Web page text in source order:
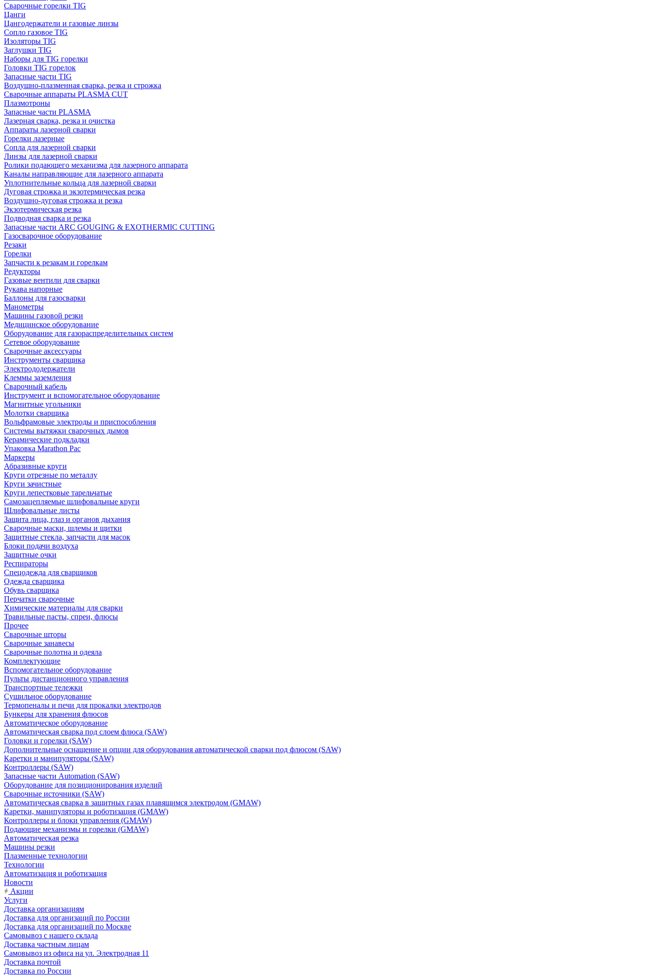
Сварочные горелки TIG
Цанги
Цангодержатели и газовые линзы
Сопло газовое TIG
Изоляторы TIG
Заглушки TIG
Наборы для TIG горелки
Головки TIG горелок
Запасные части TIG
Воздушно-плазменная сварка, резка и строжка
Сварочные аппараты PLASMA CUT
Плазмотроны
Запасные части PLASMA
Лазерная сварка, резка и очистка
Аппараты лазерной сварки
Горелки лазерные
Сопла для лазерной сварки
Линзы для лазерной сварки
Ролики подающего механизма для лазерного аппарата
Каналы направляющие для лазерного аппарата
Уплотнительные кольца для лазерной сварки
Дуговая строжка и экзотермическая резка
Воздушно-дуговая строжка и резка
Экзотермическая резка
Подводная сварка и резка
Запасные части ARC GOUGING & EXOTHERMIC CUTTING
Газосварочное оборудование
Резаки
Горелки
Запчасти к резакам и горелкам
Редукторы
Газовые вентили для сварки
Рукава напорные
Баллоны для газосварки
Манометры
Машины газовой резки
Медицинское оборудование
Оборудование для газораспределительных систем
Сетевое оборудование
Сварочные аксессуары
Инструменты сварщика
Электрододержатели
Клеммы заземления
Сварочный кабель
Инструмент и вспомогательное оборудование
Магнитные угольники
Молотки сварщика
Вольфрамовые электроды и приспособления
Системы вытяжки сварочных дымов
Керамические подкладки
Упаковка Marathon Pac
Маркеры
Абразивные круги
Круги отрезные по металлу
Круги зачистные
Круги лепестковые тарельчатые
Самозацепляемые шлифовальные круги
Шлифовальные листы
Защита лица, глаз и органов дыхания
Сварочные маски, шлемы и щитки
Защитные стекла, запчасти для масок
Блоки подачи воздуха
Защитные очки
Респираторы
Спецодежда для сварщиков
Одежда сварщика
Обувь сварщика
Перчатки сварочные
Химические материалы для сварки
Травильные пасты, спреи, флюсы
Прочее
Сварочные шторы
Сварочные занавесы
Сварочные полотна и одеяла
Комплектующие
Вспомогательное оборудование
Пульты дистанционного управления
Транспортные тележки
Сушильное оборудование
Термопеналы и печи для прокалки электродов
Бункеры для хранения флюсов
Автоматическое оборудование
Автоматическая сварка под слоем флюса (SAW)
Головки и горелки (SAW)
Дополнительные оснащение и опции для оборудования автоматической сварки под флюсом (SAW)
Каретки и манипуляторы (SAW)
Контроллеры (SAW)
Запасные части Automation (SAW)
Оборудование для позиционирования изделий
Сварочные источники (SAW)
Автоматическая сварка в защитных газах плавящимся электродом (GMAW)
Каретки, манипуляторы и роботизация (GMAW)
Контроллеры и блоки управления (GMAW)
Подающие механизмы и горелки (GMAW)
Автоматическая резка
Машины резки
Плазменные технологии
Технологии
Автоматизация и роботизация
Новости
Акции
Услуги
Доставка организациям
Доставка для организаций по России
Доставка для организаций по Москве
Самовывоз с нашего склада
Доставка частным лицам
Самовывоз из офиса на ул. Электродная 11
Доставка почтой
Доставка по России